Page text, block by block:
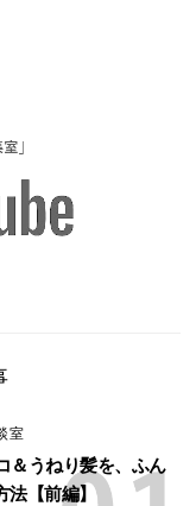
室
＆うねり髪を、ふん
法【前編】